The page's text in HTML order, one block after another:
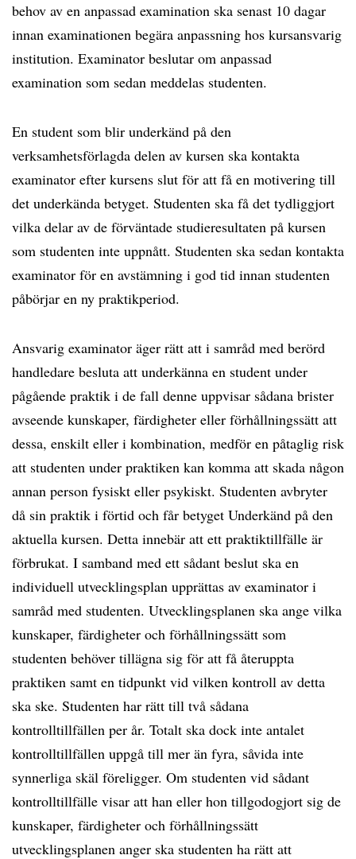
behov av en anpassad examination ska senast 10 dagar
innan examinationen begära anpassning hos kursansvarig
institution. Examinator beslutar om anpassad
examination som sedan meddelas studenten.
En student som blir underkänd på den
verksamhetsförlagda delen av kursen ska kontakta
examinator efter kursens slut för att få en motivering till
det underkända betyget. Studenten ska få det tydliggjort
vilka delar av de förväntade studieresultaten på kursen
som studenten inte uppnått. Studenten ska sedan kontakta
examinator för en avstämning i god tid innan studenten
påbörjar en ny praktikperiod.
Ansvarig examinator äger rätt att i samråd med berörd
handledare besluta att underkänna en student under
pågående praktik i de fall denne uppvisar sådana brister
avseende kunskaper, färdigheter eller förhållningssätt att
dessa, enskilt eller i kombination, medför en påtaglig risk
att studenten under praktiken kan komma att skada någon
annan person fysiskt eller psykiskt. Studenten avbryter
då sin praktik i förtid och får betyget Underkänd på den
aktuella kursen. Detta innebär att ett praktiktillfälle är
förbrukat. I samband med ett sådant beslut ska en
individuell utvecklingsplan upprättas av examinator i
samråd med studenten. Utvecklingsplanen ska ange vilka
kunskaper, färdigheter och förhållningssätt som
studenten behöver tillägna sig för att få återuppta
praktiken samt en tidpunkt vid vilken kontroll av detta
ska ske. Studenten har rätt till två sådana
kontrolltillfällen per år. Totalt ska dock inte antalet
kontrolltillfällen uppgå till mer än fyra, såvida inte
synnerliga skäl föreligger. Om studenten vid sådant
kontrolltillfälle visar att han eller hon tillgodogjort sig de
kunskaper, färdigheter och förhållningssätt
utvecklingsplanen anger ska studenten ha rätt att